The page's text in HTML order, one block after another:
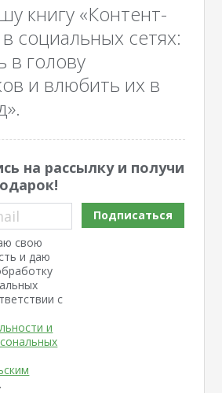
книгу «Контент-
социальных сетях:
в голову
и влюбить их в
на рассылку и получи
свою
и даю
с
и
.
Подписаться